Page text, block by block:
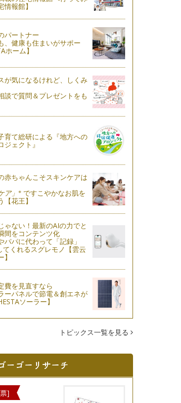
情報館】
パートナー
、健康も住まいがサポー
ホーム】
が気になるけれど、しくみ
談で質問＆プレゼントをも
育て総研による『地方への
ジェクト』
赤ちゃんこそスキンケアは
ア」 ※ですこやかなお肌を
花王】
ゃない！最新のAIの力でと
間をコンテンツ化
パパに代わって「記録」
くれるスグレモノ【雲云
費を見直すなら
ーパネルで節電＆創エネが
ソーラー】
トピックス一覧を見る
]